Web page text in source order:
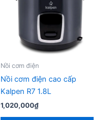
Nồi cơm điện
Nồi cơm điện cao cấp
Kalpen R7 1.8L
1,020,000₫